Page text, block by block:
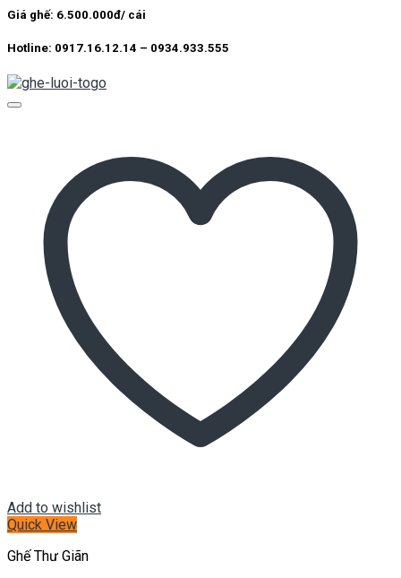
Giá ghế: 6.500.000đ/ cái
Hotline: 0917.16.12.14 – 0934.933.555
Add to wishlist
Quick View
Ghế Thư Giãn